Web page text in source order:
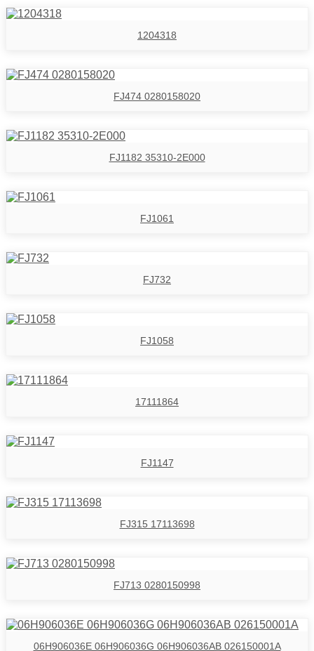
1204318
FJ474 0280158020
FJ1182 35310-2E000
FJ1061
FJ732
FJ1058
17111864
FJ1147
FJ315 17113698
FJ713 0280150998
06H906036E 06H906036G 06H906036AB 026150001A